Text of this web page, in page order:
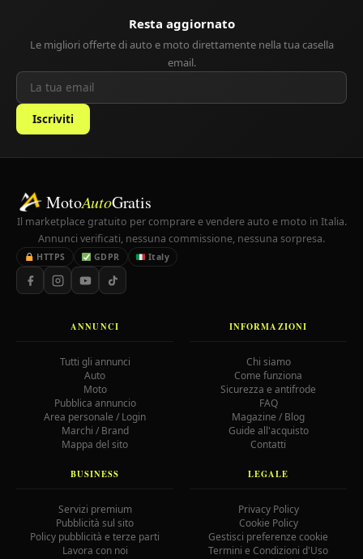
Resta aggiornato
Le migliori offerte di auto e moto direttamente nella tua casella
email.
Iscriviti
MotoAutoGratis
Il marketplace gratuito per comprare e vendere auto e moto in Italia.
Annunci verificati, nessuna commissione, nessuna sorpresa.
HTTPS GDPR Italy
ANNUNCI
Tutti gli annunci
Auto
Moto
Pubblica annuncio
Area personale / Login
Marchi / Brand
Mappa del sito
INFORMAZIONI
Chi siamo
Come funziona
Sicurezza e antifrode
FAQ
Magazine / Blog
Guide all'acquisto
Contatti
BUSINESS
Servizi premium
Pubblicità sul sito
Policy pubblicità e terze parti
Lavora con noi
LEGALE
Privacy Policy
Cookie Policy
Gestisci preferenze cookie
Termini e Condizioni d'Uso